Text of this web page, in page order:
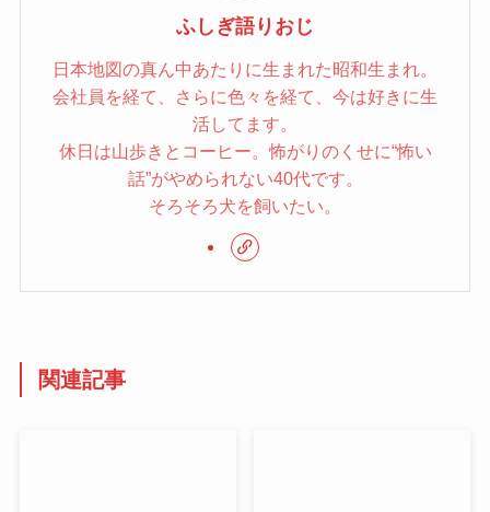
ふしぎ語りおじ
日本地図の真ん中あたりに生まれた昭和生まれ。
会社員を経て、さらに色々を経て、今は好きに生
活してます。
休日は山歩きとコーヒー。怖がりのくせに“怖い
話”がやめられない40代です。
そろそろ犬を飼いたい。
関連記事